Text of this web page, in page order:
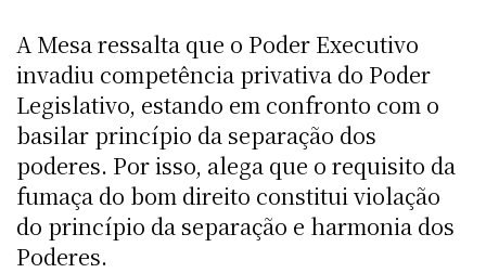
A Mesa ressalta que o Poder Executivo
invadiu competência privativa do Poder
Legislativo, estando em confronto com o
basilar princípio da separação dos
poderes. Por isso, alega que o requisito da
fumaça do bom direito constitui violação
do princípio da separação e harmonia dos
Poderes.